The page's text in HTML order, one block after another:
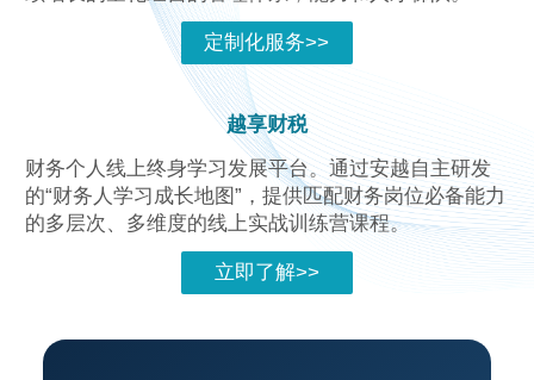
定制化服务>>
越享财税
财务个人线上终身学习发展平台。通过安越自主研发
的“财务人学习成长地图”，提供匹配财务岗位必备能力
的多层次、多维度的线上实战训练营课程。
立即了解>>